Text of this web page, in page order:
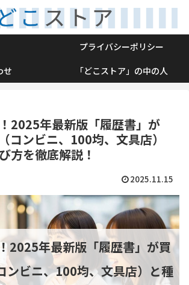
プライバシーポリシー
せ
「どこストア」の中の人
2025年最新版「履歴書」が
コンビニ、100均、文具店）
方を徹底解説！
2025.11.15
2025年最新版「履歴書」が買
ンビニ、100均、文具店）と種